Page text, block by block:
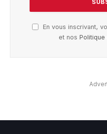
En vous inscrivant,
et nos